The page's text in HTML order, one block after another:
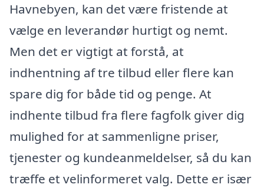
Havnebyen, kan det være fristende at
vælge en leverandør hurtigt og nemt.
Men det er vigtigt at forstå, at
indhentning af tre tilbud eller flere kan
spare dig for både tid og penge. At
indhente tilbud fra flere fagfolk giver dig
mulighed for at sammenligne priser,
tjenester og kundeanmeldelser, så du kan
træffe et velinformeret valg. Dette er især